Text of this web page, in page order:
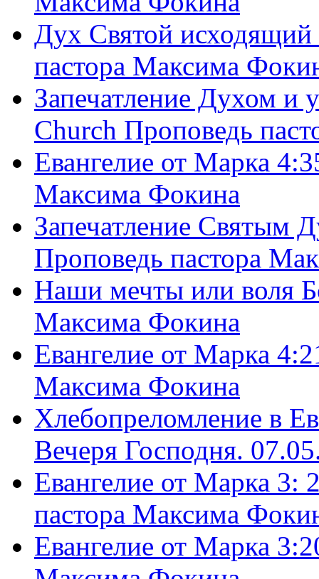
Дух Святой
пастора Максима
Запечатление Духом и
Church Проповедь
Евангелие от Марка
Максима Фокина
Запечатление Святым
Проповедь пастора
Наши мечты или воля
Максима Фокина
Евангелие от Марка
Максима Фокина
Хлебопреломление в
Вечеря Господня.
Евангелие от Марка 3:
пастора Максима
Евангелие от Марка